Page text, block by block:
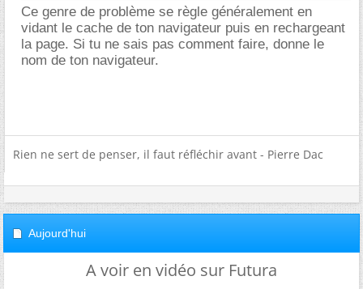
Ce genre de problème se règle généralement en
vidant le cache de ton navigateur puis en rechargeant
la page. Si tu ne sais pas comment faire, donne le
nom de ton navigateur.
Rien ne sert de penser, il faut réfléchir avant - Pierre Dac
Aujourd'hui
A voir en vidéo sur Futura